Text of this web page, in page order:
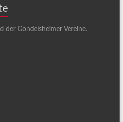
der Gondelsheimer Vereine.